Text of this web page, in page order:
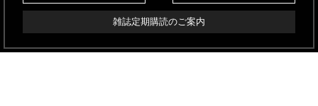
雑誌定期購読のご案内